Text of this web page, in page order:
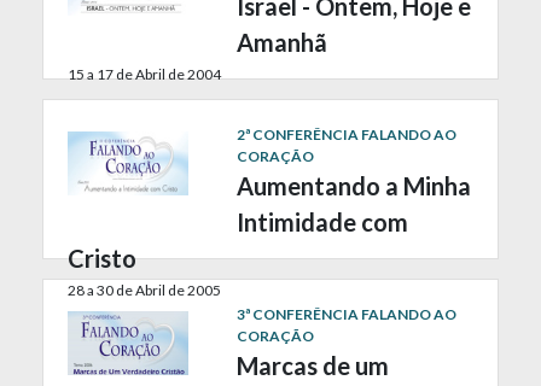
Israel - Ontem, Hoje e
Amanhã
15 a 17 de Abril de 2004
2ª CONFERÊNCIA FALANDO AO
CORAÇÃO
Aumentando a Minha
Intimidade com
Cristo
28 a 30 de Abril de 2005
3ª CONFERÊNCIA FALANDO AO
CORAÇÃO
Marcas de um